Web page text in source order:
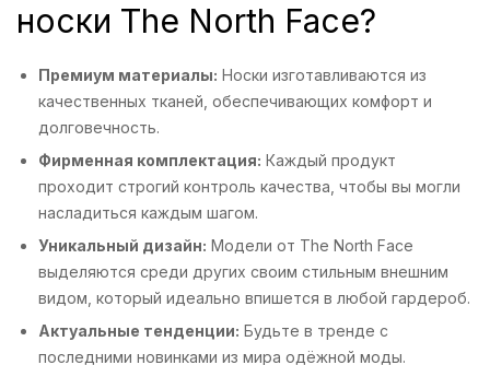
носки The North Face?
Премиум материалы: Носки изготавливаются из
качественных тканей, обеспечивающих комфорт и
долговечность.
Фирменная комплектация: Каждый продукт
проходит строгий контроль качества, чтобы вы могли
насладиться каждым шагом.
Уникальный дизайн: Модели от The North Face
выделяются среди других своим стильным внешним
видом, который идеально впишется в любой гардероб.
Актуальные тенденции: Будьте в тренде с
последними новинками из мира одёжной моды.